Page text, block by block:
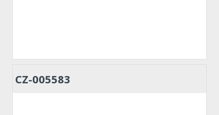
CZ-005583